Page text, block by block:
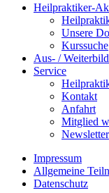
Heilpraktiker-
Unsere
Kurssuche
Aus- /
Service
Kontakt
Anfahrt
Mitglied
Newsletter
Impressum
Allgemeine
Datenschutz